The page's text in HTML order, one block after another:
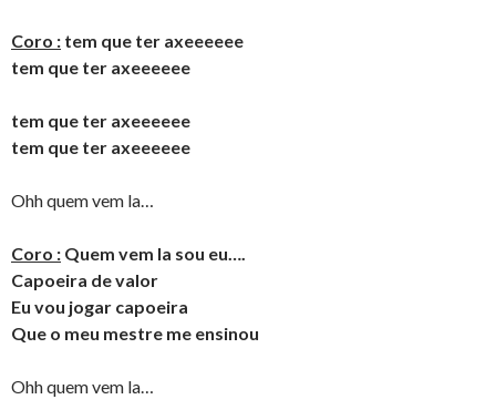
Coro : tem que ter axeeeeee
tem que ter axeeeeee
tem que ter axeeeeee
tem que ter axeeeeee
Ohh quem vem la…
Coro : Quem vem la sou eu….
Capoeira de valor
Eu vou jogar capoeira
Que o meu mestre me ensinou
Ohh quem vem la…